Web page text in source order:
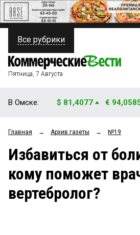
ПОЛИТИКА
ФИНАНСЫ
ОБЩЕСТВО
ЗАКОН
НОВОСТИ КОМПАНИЙ
Все рубрики
Пятница, 7 Августа
В Омске: $ 81,4077 €
Главная → Архив газеты → №19
Избавиться от
кому поможет
вертебролог?